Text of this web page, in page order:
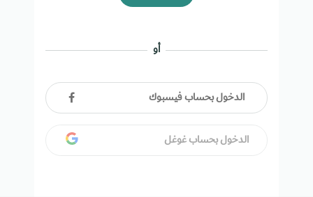
أو
الدخول بحساب فيسبوك
الدخول بحساب غوغل